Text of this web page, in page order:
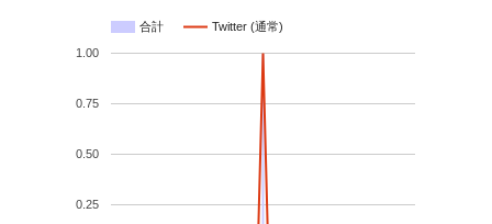
合計 Twitter (通常)
0.25
0.50
0.75
1.00